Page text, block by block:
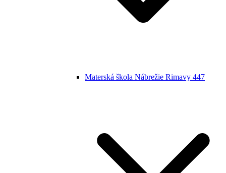
Materská škola Nábrežie Rimavy 447